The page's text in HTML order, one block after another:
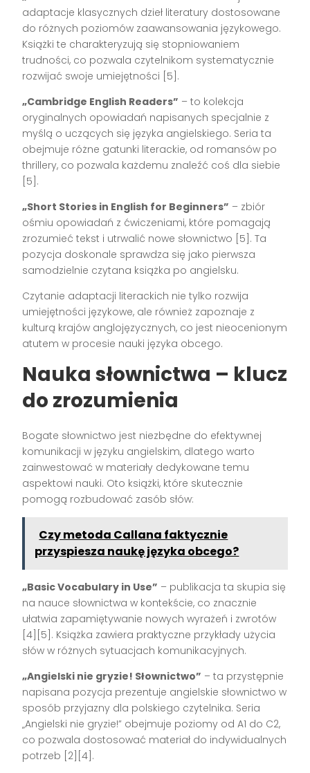
adaptacje klasycznych dzieł literatury dostosowane
do różnych poziomów zaawansowania językowego.
Książki te charakteryzują się stopniowaniem
trudności, co pozwala czytelnikom systematycznie
rozwijać swoje umiejętności [5].
„Cambridge English Readers” – to kolekcja
oryginalnych opowiadań napisanych specjalnie z
myślą o uczących się języka angielskiego. Seria ta
obejmuje różne gatunki literackie, od romansów po
thrillery, co pozwala każdemu znaleźć coś dla siebie
[5].
„Short Stories in English for Beginners” – zbiór
ośmiu opowiadań z ćwiczeniami, które pomagają
zrozumieć tekst i utrwalić nowe słownictwo [5]. Ta
pozycja doskonale sprawdza się jako pierwsza
samodzielnie czytana książka po angielsku.
Czytanie adaptacji literackich nie tylko rozwija
umiejętności językowe, ale również zapoznaje z
kulturą krajów anglojęzycznych, co jest nieocenionym
atutem w procesie nauki języka obcego.
Nauka słownictwa – klucz
do zrozumienia
Bogate słownictwo jest niezbędne do efektywnej
komunikacji w języku angielskim, dlatego warto
zainwestować w materiały dedykowane temu
aspektowi nauki. Oto książki, które skutecznie
pomogą rozbudować zasób słów:
Czy metoda Callana faktycznie
przyspiesza naukę języka obcego?
„Basic Vocabulary in Use” – publikacja ta skupia się
na nauce słownictwa w kontekście, co znacznie
ułatwia zapamiętywanie nowych wyrażeń i zwrotów
[4][5]. Książka zawiera praktyczne przykłady użycia
słów w różnych sytuacjach komunikacyjnych.
„Angielski nie gryzie! Słownictwo” – ta przystępnie
napisana pozycja prezentuje angielskie słownictwo w
sposób przyjazny dla polskiego czytelnika. Seria
„Angielski nie gryzie!” obejmuje poziomy od A1 do C2,
co pozwala dostosować materiał do indywidualnych
potrzeb [2][4].